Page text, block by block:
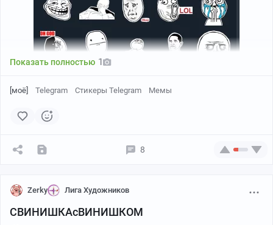
"дизайн от профессионального программиста".
Показать полностью 1
[моё] Telegram Стикеры Telegram Мемы
8
Zerky Лига Художников
СВИНИШКАсВИНИШКОМ